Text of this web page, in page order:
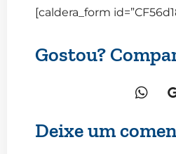
[caldera_form
Gostou?
Deixe um